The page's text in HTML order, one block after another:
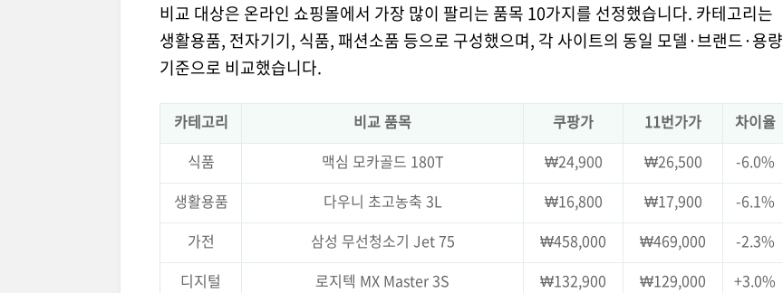
비교 대상은 온라인 쇼핑몰에서 가장 많이 팔리는 품목 10가지를 선정했습니다. 카테고리는
생활용품, 전자기기, 식품, 패션소품 등으로 구성했으며, 각 사이트의 동일 모델·브랜드·용량
기준으로 비교했습니다.
카테고리 비교 품목 쿠팡가 11번가가
차이율
식품
맥심 모카골드 180T ₩24,900 ₩26,500
-6.0%
생활용품
다우니 초고농축 3L ₩16,800 ₩17,900
-6.1%
가전
삼성 무선청소기 Jet 75 ₩458,000 ₩469,000
-2.3%
디지털
로지텍 MX Master 3S ₩132,900 ₩129,000
+3.0%